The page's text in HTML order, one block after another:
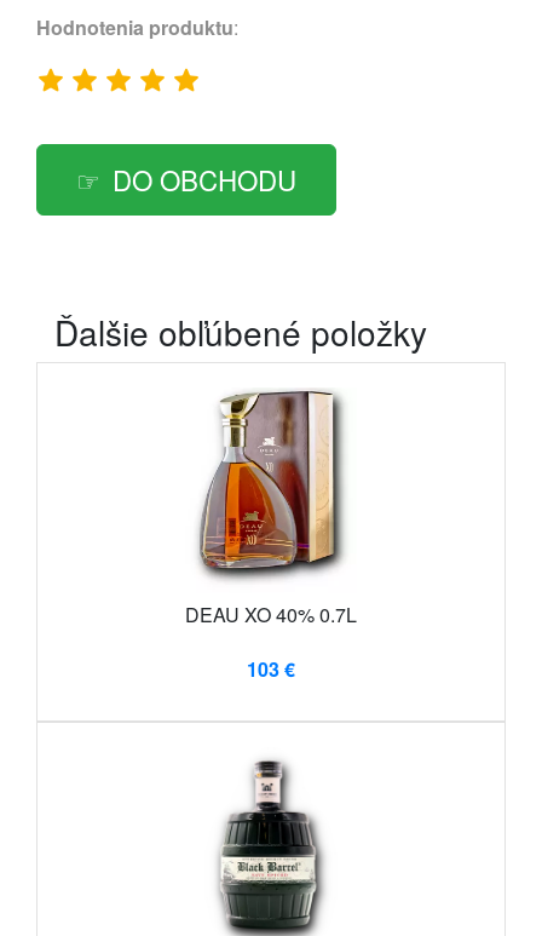
Hodnotenia produktu:
DO OBCHODU
Ďalšie obľúbené položky
DEAU XO 40% 0.7L
103 €